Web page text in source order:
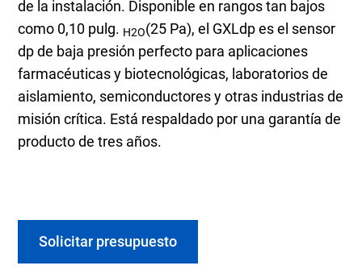
de la instalación. Disponible en rangos tan bajos
como 0,10 pulg. H2O(25 Pa), el GXLdp es el sensor
dp de baja presión perfecto para aplicaciones
farmacéuticas y biotecnológicas, laboratorios de
aislamiento, semiconductores y otras industrias de
misión crítica. Está respaldado por una garantía de
producto de tres años.
Solicitar presupuesto